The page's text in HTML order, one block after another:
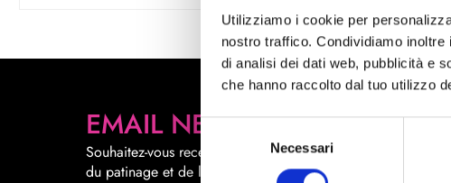
Utilizziamo i cookie per
nostro traffico. Condividiamo
di analisi dei dati web, pubblicità e
che hanno raccolto dal tuo utilizzo
Selezione
del
consenso
Necessari
EMAIL NEWSLETTER
Souhaitez-vous recevoir des promotions sur le monde
du patinage et de la danse directement par email ?